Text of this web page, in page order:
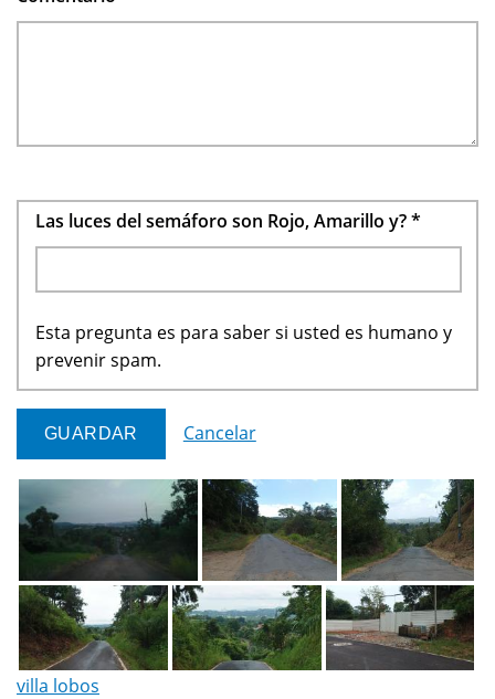
Las luces del semáforo son Rojo, Amarillo y?*
Esta pregunta es para saber si usted es humano y
prevenir spam.
Cancelar
villa lobos